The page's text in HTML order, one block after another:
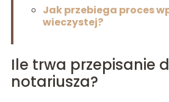
Jak przebiega proces
wieczystej?
Ile trwa przepisanie
notariusza?